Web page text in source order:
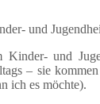
und
Kin­der- und
– sie
ich es möchte).